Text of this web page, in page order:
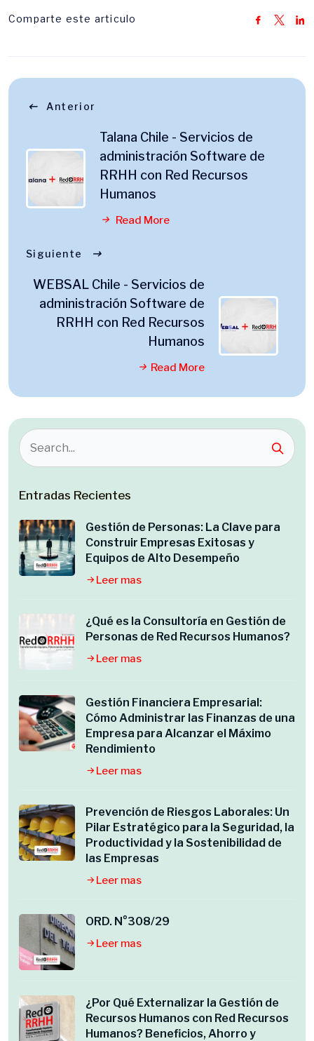
Comparte este articulo
Anterior
Talana Chile - Servicios de
administración Software de
RRHH con Red Recursos
Humanos
Read More
Siguiente
WEBSAL Chile - Servicios de
administración Software de
RRHH con Red Recursos
Humanos
Read More
Entradas Recientes
Gestión de Personas: La Clave para
Construir Empresas Exitosas y
Equipos de Alto Desempeño
Leer mas
¿Qué es la Consultoría en Gestión de
Personas de Red Recursos Humanos?
Leer mas
Gestión Financiera Empresarial:
Cómo Administrar las Finanzas de una
Empresa para Alcanzar el Máximo
Rendimiento
Leer mas
Prevención de Riesgos Laborales: Un
Pilar Estratégico para la Seguridad, la
Productividad y la Sostenibilidad de
las Empresas
Leer mas
ORD. N°308/29
Leer mas
¿Por Qué Externalizar la Gestión de
Recursos Humanos con Red Recursos
Humanos? Beneficios, Ahorro y